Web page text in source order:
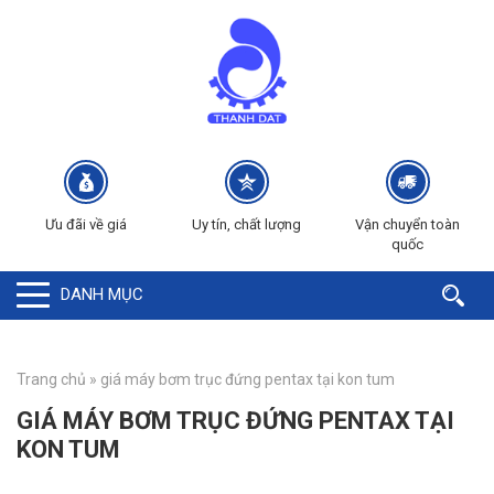
Ưu đãi về giá Uy tín, chất lượng
Vận chuyển toàn
quốc
DANH MỤC
Trang chủ » giá máy bơm trục đứng pentax tại kon tum
GIÁ MÁY BƠM TRỤC ĐỨNG PENTAX TẠI
KON TUM